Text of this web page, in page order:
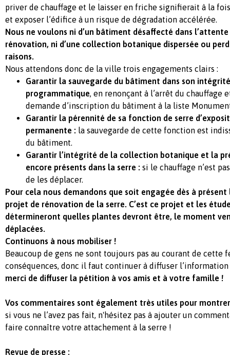
priver de chauffage et le laisser en friche signifierait à la
et exposer l’édifice à un risque de dégradation accélérée.
Nous ne voulons ni d’un bâtiment désaffecté dans
rénovation, ni d’une collection botanique dispersée ou
raisons.
Nous attendons donc de la ville trois engagements clairs :
Garantir la sauvegarde du bâtiment dans son
programmatique, en renonçant à l’arrêt du chauffage
demande d’inscription du bâtiment à la liste
Garantir la pérennité de sa fonction de serre
permanente : la sauvegarde de cette fonction est
du bâtiment.
Garantir l’intégrité de la collection botanique et la
encore présents dans la serre : si le chauffage n’est
de les déplacer.
Pour cela nous demandons que soit engagée dès à
projet de rénovation de la serre. C’est ce projet et les
détermineront quelles plantes devront être, le moment
déplacées.
Continuons à nous mobiliser !
Beaucoup de gens ne sont toujours pas au courant de cette
conséquences, donc il faut continuer à diffuser
merci de diffuser la pétition à vos amis et à votre famille !
Vos commentaires sont également très utiles pour
si vous ne l’avez pas fait, n'hésitez pas à ajouter un
faire connaître votre attachement à la serre !
Revue de presse :